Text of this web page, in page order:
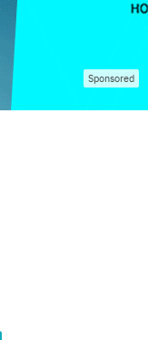
Sponsored